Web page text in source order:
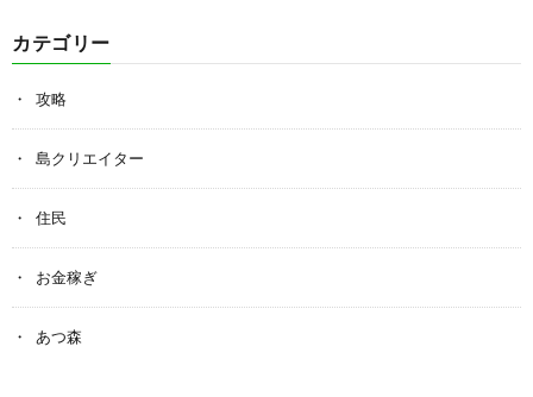
カテゴリー
攻略
島クリエイター
住民
お金稼ぎ
あつ森